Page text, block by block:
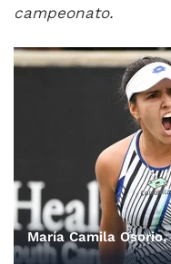
campeonato.
María Camila